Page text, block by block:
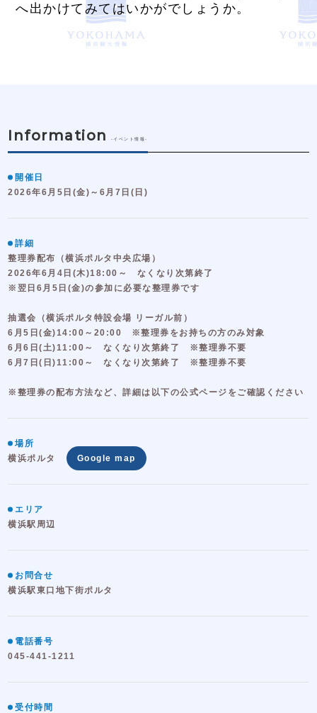
へ出かけてみてはいかがでしょうか。
Information -イベント情報-
開催日
2026年6月5日(金)～6月7日(日)
詳細
整理券配布（横浜ポルタ中央広場）
2026年6月4日(木)18:00～ なくなり次第終了
※翌日6月5日(金)の参加に必要な整理券です
抽選会（横浜ポルタ特設会場 リーガル前）
6月5日(金)14:00～20:00 ※整理券をお持ちの方のみ対象
6月6日(土)11:00～ なくなり次第終了 ※整理券不要
6月7日(日)11:00～ なくなり次第終了 ※整理券不要
※整理券の配布方法など、詳細は以下の公式ページをご確認ください
場所
横浜ポルタ
Google map
エリア
横浜駅周辺
お問合せ
横浜駅東口地下街ポルタ
電話番号
045-441-1211
受付時間